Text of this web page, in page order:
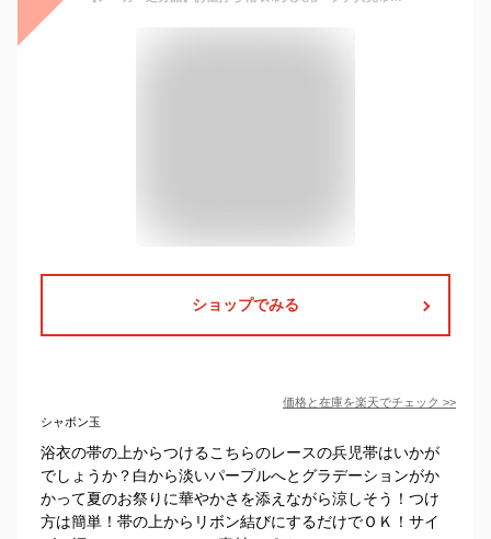
ショップでみる
価格と在庫を楽天でチェック >>
シャボン玉
浴衣の帯の上からつけるこちらのレースの兵児帯はいかが
でしょうか？白から淡いパープルへとグラデーションがか
かって夏のお祭りに華やかさを添えながら涼しそう！つけ
方は簡単！帯の上からリボン結びにするだけでＯＫ！サイ